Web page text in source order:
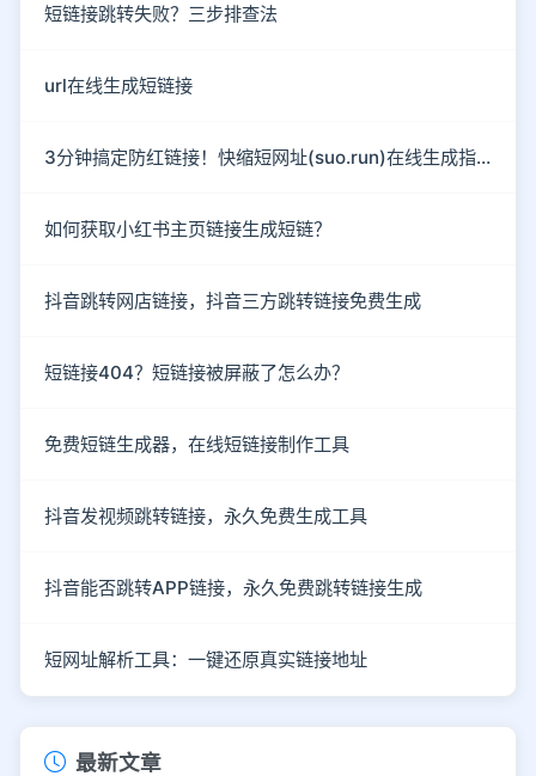
短链接跳转失败？三步排查法
url在线生成短链接
3分钟搞定防红链接！快缩短网址(suo.run)在线生成指南
如何获取小红书主页链接生成短链？
抖音跳转网店链接，抖音三方跳转链接免费生成
短链接404？短链接被屏蔽了怎么办？
免费短链生成器，在线短链接制作工具
抖音发视频跳转链接，永久免费生成工具
抖音能否跳转APP链接，永久免费跳转链接生成
短网址解析工具：一键还原真实链接地址
最新文章